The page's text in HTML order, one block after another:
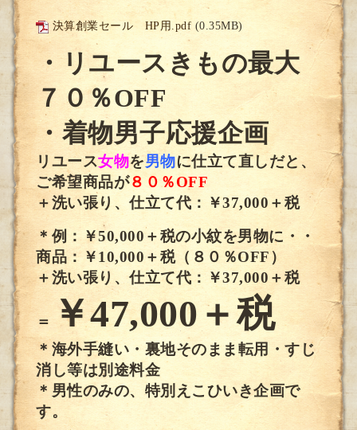
決算創業セール HP用.pdf (0.35MB)
・リユースきもの最大
７０％OFF
・着物男子応援企画
リユース女物を男物に仕立て直しだと、
ご希望商品が８０％OFF
＋洗い張り、仕立て代：￥37,000＋税
＊例：￥50,000＋税の小紋を男物に・・
商品：￥10,000＋税（８０％OFF）
＋洗い張り、仕立て代：￥37,000＋税
＝ ￥47,000＋税
＊海外手縫い・裏地そのまま転用・すじ
消し等は別途料金
＊男性のみの、特別えこひいき企画で
す。